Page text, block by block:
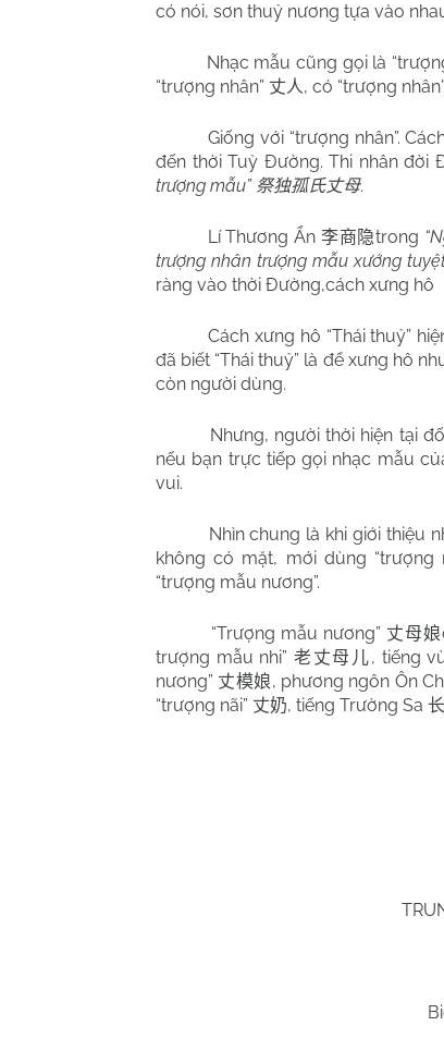
có nói, sơn thuỷ nương tựa vào
Nhạc mẫu cũng gọi là
“trượng nhân” 丈人, có “trượng nhân”
Giống với “trượng nhân”.
đến thời Tuỳ Đường. Thi nhân đời
trượng mẫu” 祭独孤氏丈母.
Lí Thương Ẩn 李商隐trong
trượng nhân trượng mẫu xướng
ràng vào thời Đường,cách xưng hô
Cách xưng hô “Thái thuỷ”
đã biết “Thái thuỷ” là để xưng hô
còn người dùng.
Nhưng, người thời hiện tại
nếu bạn trực tiếp gọi nhạc mẫu
vui.
Nhìn chung là khi giới thiệu
không có mặt, mới dùng
“trượng mẫu nương”.
“Trượng mẫu nương” 丈母娘
trượng mẫu nhi”老丈母儿, tiếng
nương” 丈模娘, phương ngôn Ôn
“trượng nãi” 丈奶, tiếng Trường Sa